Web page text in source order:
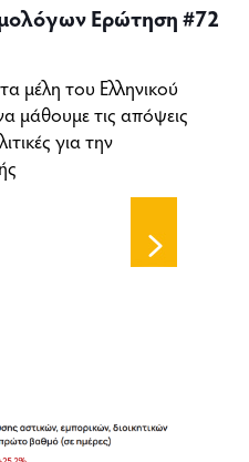
Ερώτηση #72
μέλη του Ελληνικού
μάθουμε τις απόψεις
για την